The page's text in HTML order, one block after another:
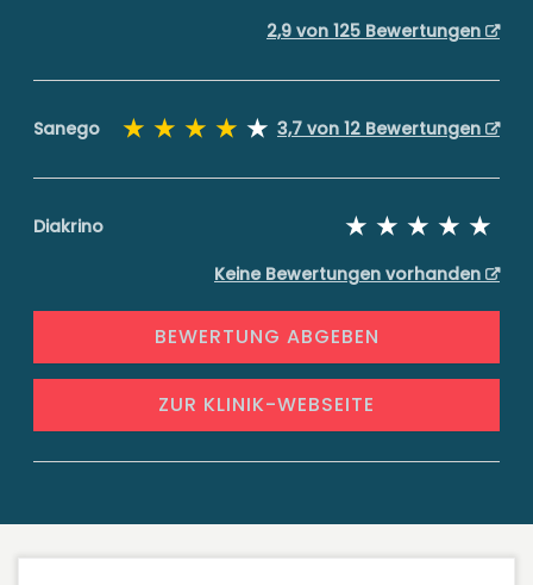
2,9 von 125 Bewertungen
Sanego 3,7 von 12 Bewertungen
Diakrino
Keine Bewertungen vorhanden
BEWERTUNG ABGEBEN
ZUR KLINIK-WEBSEITE